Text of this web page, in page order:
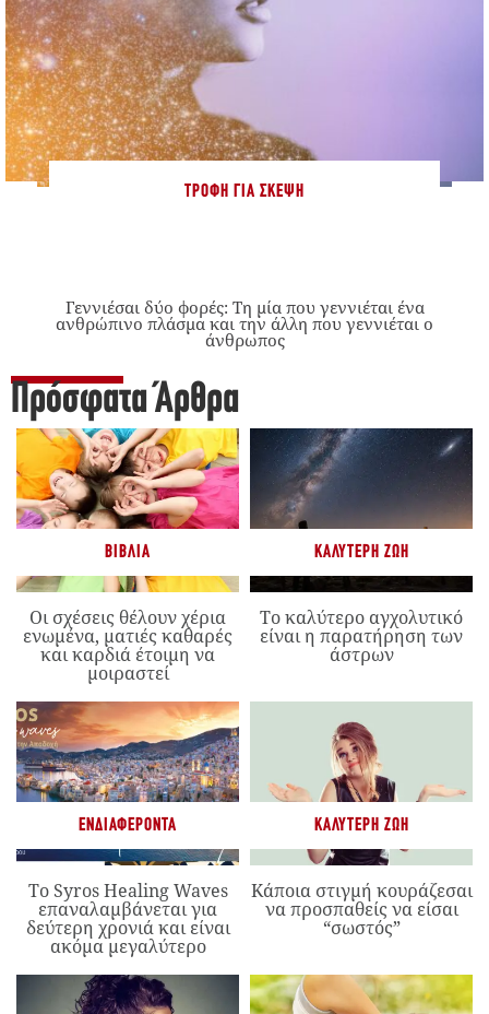
ΤΡΟΦΉ ΓΙΑ ΣΚΈΨΗ
Γεννιέσαι δύο φορές: Tη μία που γεννιέται ένα
ανθρώπινο πλάσμα και την άλλη που γεννιέται ο
άνθρωπος
Πρόσφατα Άρθρα
ΒΙΒΛΊΑ
Οι σχέσεις θέλουν χέρια
ενωμένα, ματιές καθαρές
και καρδιά έτοιμη να
μοιραστεί
ΚΑΛΎΤΕΡΗ ΖΩΉ
Το καλύτερο αγχολυτικό
είναι η παρατήρηση των
άστρων
ΕΝΔΙΑΦΈΡΟΝΤΑ
Το Syros Healing Waves
επαναλαμβάνεται για
δεύτερη χρονιά και είναι
ακόμα μεγαλύτερο
ΚΑΛΎΤΕΡΗ ΖΩΉ
Κάποια στιγμή κουράζεσαι
να προσπαθείς να είσαι
“σωστός”